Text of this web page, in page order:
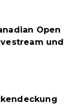
Open
und